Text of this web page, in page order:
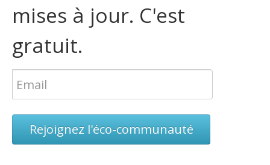
mises à jour. C'est
gratuit.
Rejoignez l'éco-communauté